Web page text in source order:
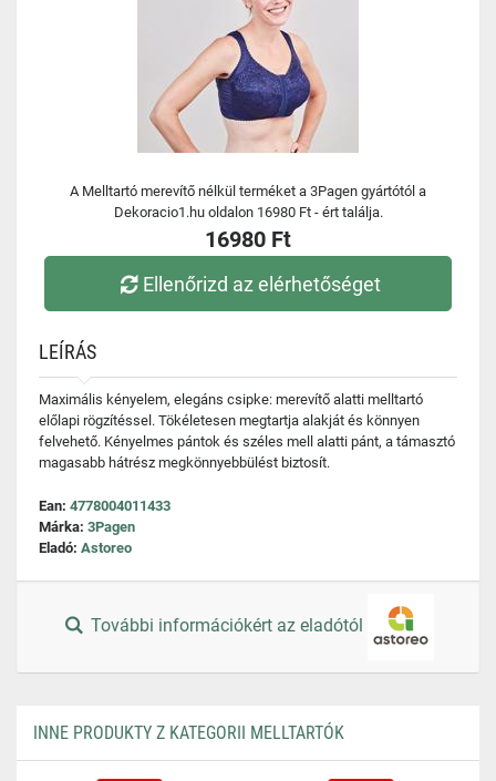
A Melltartó merevítő nélkül terméket a 3Pagen gyártótól a
Dekoracio1.hu oldalon 16980 Ft - ért találja.
16980 Ft
Ellenőrizd az elérhetőséget
LEÍRÁS
Maximális kényelem, elegáns csipke: merevítő alatti melltartó
előlapi rögzítéssel. Tökéletesen megtartja alakját és könnyen
felvehető. Kényelmes pántok és széles mell alatti pánt, a támasztó
magasabb hátrész megkönnyebbülést biztosít.
Ean: 4778004011433
Márka: 3Pagen
Eladó: Astoreo
További információkért az eladótól
INNE PRODUKTY Z KATEGORII MELLTARTÓK